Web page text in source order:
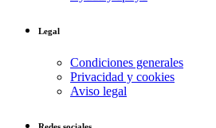
Legal
Condiciones generales
Privacidad y cookies
Aviso legal